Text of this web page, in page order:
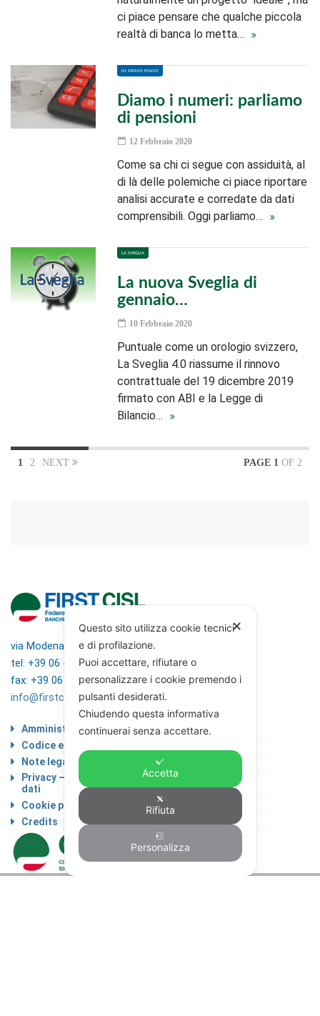
ci piace pensare che qualche piccola
realtà di banca lo metta…
IN PRIMO PIANO
Diamo i numeri: parliamo
di pensioni
12 Febbraio 2020
Come sa chi ci segue con assiduità, al
di là delle polemiche ci piace riportare
analisi accurate e corredate da dati
comprensibili. Oggi parliamo…
LA SVEGLIA
La nuova Sveglia di
gennaio…
10 Febbraio 2020
Puntuale come un orologio svizzero,
La Sveglia 4.0 riassume il rinnovo
contrattuale del 19 dicembre 2019
firmato con ABI e la Legge di
Bilancio…
1 2 NEXT PAGE 1 OF 2
via Modena 5, 00184 Roma
tel: +39 06 4746351
fax: +39 06 4746136
info@firstcisl.it
Amministrazione trasparente
Codice etico
Note legali
Privacy – Informativa sul trattamento dei
dati
Cookie policy
Credits
✕
Questo sito utilizza cookie tecnici
e di profilazione.
Puoi accettare, rifiutare o
personalizzare i cookie premendo i
pulsanti desiderati.
Chiudendo questa informativa
continuerai senza accettare.
Accetta
Rifiuta
Personalizza